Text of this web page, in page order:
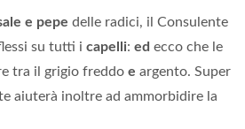
e pepe delle radici, il Consulente
su tutti i capelli: ed ecco che le
tra il grigio freddo e argento. Super
aiuterà inoltre ad ammorbidire la